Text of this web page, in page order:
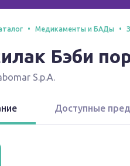
Медикаменты и БАДы
Бэби
S.p.A.
Доступные